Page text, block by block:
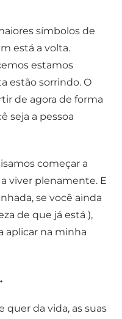
símbolos de
está a volta.
estamos
estão sorrindo. O
de agora de forma
seja a pessoa
começar a
viver plenamente. E
se você ainda
de que já está ),
aplicar na minha
quer da vida, as suas